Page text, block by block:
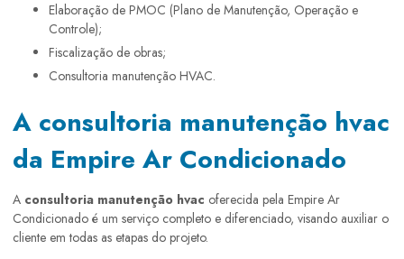
Elaboração de PMOC (Plano de Manutenção, Operação e
Controle);
Fiscalização de obras;
Consultoria manutenção HVAC.
A consultoria manutenção hvac
da Empire Ar Condicionado
A consultoria manutenção hvac oferecida pela Empire Ar
Condicionado é um serviço completo e diferenciado, visando auxiliar o
cliente em todas as etapas do projeto.